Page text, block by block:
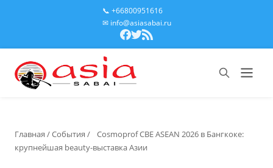
📞 +66800951616
✉ info@asiasabai.ru
Главная /События /
Cosmoprof CBE ASEAN 2026 в Бангкоке:
крупнейшая beauty-выставка Азии